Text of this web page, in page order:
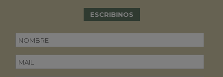
ESCRIBINOS